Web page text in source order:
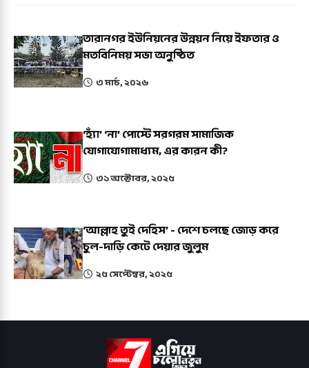
তারানগর ইউনিয়নের উন্নয়ন নিয়ে ইফতার ও
মতবিনিময় সভা অনুষ্ঠিত
৩ মার্চ, ২০২৬
‘হ্যাঁ’ ‘না’ পোস্টে সরগরম সামাজিক
যোগাযোগামাধ্যম, এর কারন কী?
৩১ অক্টোবর, ২০২৫
‘আল্লাহ তুই দেহিস’ - দেশে চলছে জোড় করে
চুল-দাড়ি কেটে দেয়ার জুলুম
২৫ সেপ্টেম্বর, ২০২৫